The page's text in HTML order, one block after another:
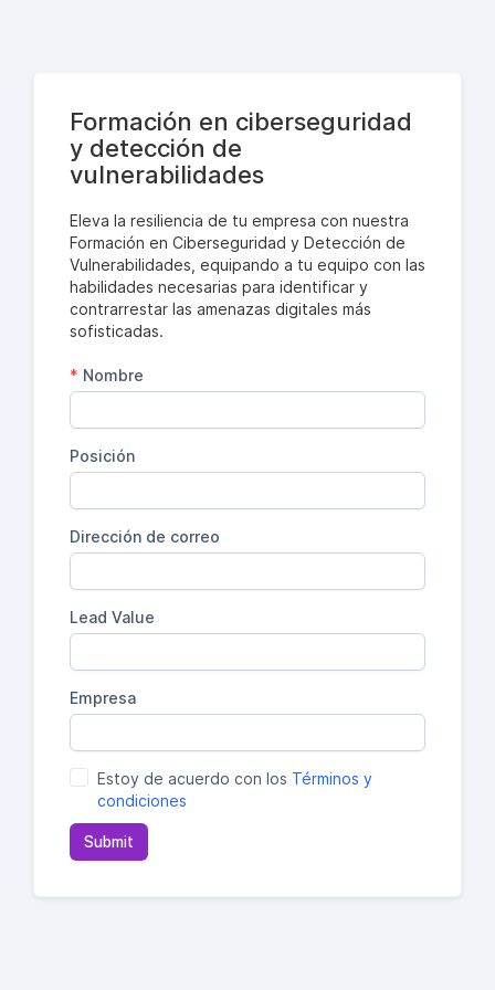
Formación en ciberseguridad
y detección de
vulnerabilidades
Eleva la resiliencia de tu empresa con nuestra
Formación en Ciberseguridad y Detección de
Vulnerabilidades, equipando a tu equipo con las
habilidades necesarias para identificar y
contrarrestar las amenazas digitales más
sofisticadas.
* Nombre
Posición
Dirección de correo
Lead Value
Empresa
Estoy de acuerdo con los Términos y
condiciones
Submit